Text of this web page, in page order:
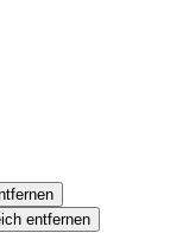
entfernen